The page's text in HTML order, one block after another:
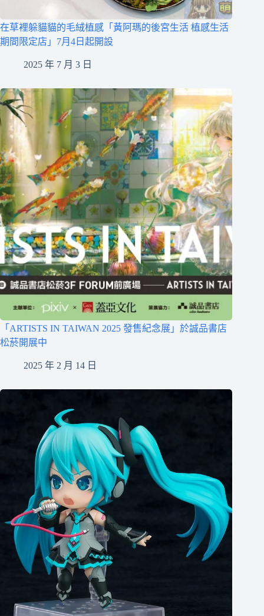
在草裡躲貓貓的毛絨植感「黃阿瑪的後宮生活 植感生活
期間限定店」7月4日起開設
2025 年 7 月 3 日
「ARTISTS IN TAIWAN 2025 發售紀念展」於誠品書店
松菸開展中
2025 年 2 月 14 日